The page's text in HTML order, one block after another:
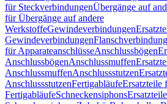
für SteckverbindungenÜbergänge auf
für Übergänge auf andere
WerkstoffeGewindeverbindungen
Gewindeverbindungen
für ApparateanschlüsseAnschlussbögen
AnschlussbögenAnschlussmuffen
AnschlussmuffenAnschlussstutzen
AnschlussstutzenFertigabläufeErsatzteile
FertigabläufeSchneckensiphons